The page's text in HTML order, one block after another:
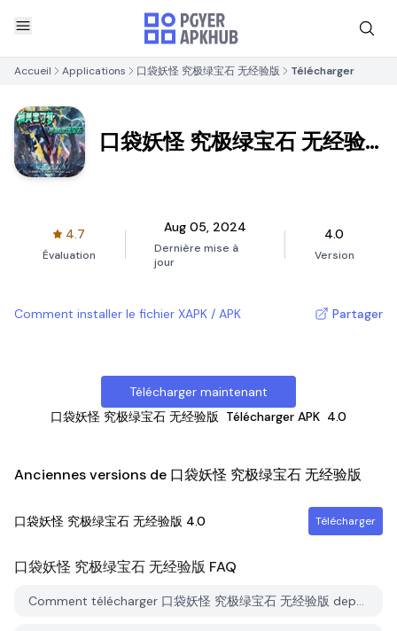
Accueil Applications 口袋妖怪 究极绿宝石 无经验版 Télécharger
口袋妖怪 究极绿宝石 无经验
4.7
Évaluation
Aug 05, 2024
Dernière mise à
jour
4.0
Version
Comment installer le fichier XAPK / APK Partager
Télécharger maintenant
口袋妖怪 究极绿宝石 无经验版 Télécharger APK 4.0
Anciennes versions de 口袋妖怪 究极绿宝石 无经验版
口袋妖怪 究极绿宝石 无经验版 4.0 Télécharger
口袋妖怪 究极绿宝石 无经验版 FAQ
Comment télécharger 口袋妖怪 究极绿宝石 无经验版 depuis PGYER APK HUB?